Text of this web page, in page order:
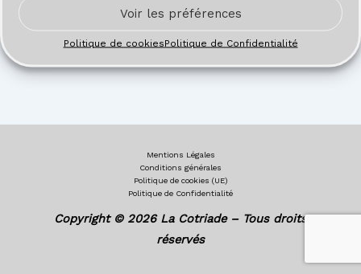
Voir les préférences
Politique de cookiesPolitique de Confidentialité
Mentions Légales
Conditions générales
Politique de cookies (UE)
Politique de Confidentialité
Copyright © 2026 La Cotriade – Tous droits
réservés